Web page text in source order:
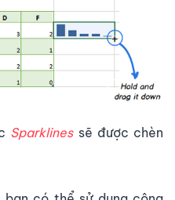
Sparklinessẽ được chèn